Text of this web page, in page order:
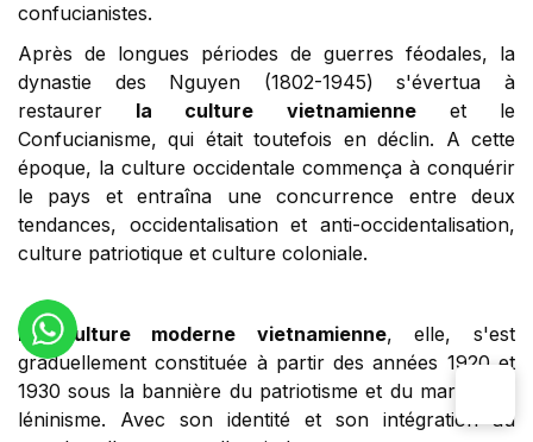
confucianistes.
Après de longues périodes de guerres féodales, la
dynastie des Nguyen (1802-1945) s'évertua à
restaurer la culture vietnamienneet le
Confucianisme, qui était toutefois en déclin. A cette
époque, la culture occidentale commença à conquérir
le pays et entraîna une concurrence entre deux
tendances, occidentalisation et anti-occidentalisation,
culture patriotique et culture coloniale.
La culture moderne vietnamienne, elle, s'est
graduellement constituée à partir des années 1920 et
1930 sous la bannière du patriotisme et du marxisme-
léninisme. Avec son identité et son intégration au